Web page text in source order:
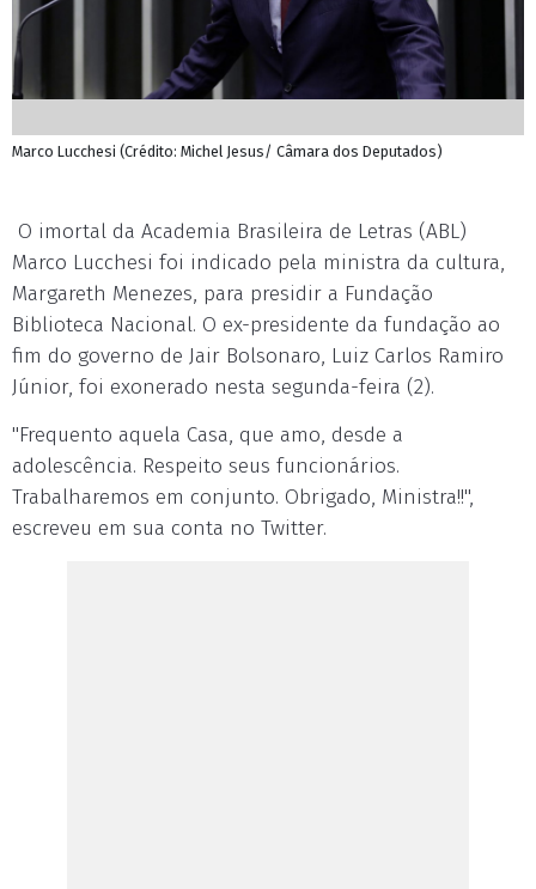
Marco Lucchesi (Crédito: Michel Jesus/ Câmara dos Deputados)
O imortal da Academia Brasileira de Letras (ABL)
Marco Lucchesi foi indicado pela ministra da cultura,
Margareth Menezes, para presidir a Fundação
Biblioteca Nacional. O ex-presidente da fundação ao
fim do governo de Jair Bolsonaro, Luiz Carlos Ramiro
Júnior, foi exonerado nesta segunda-feira (2).
"Frequento aquela Casa, que amo, desde a
adolescência. Respeito seus funcionários.
Trabalharemos em conjunto. Obrigado, Ministra!!",
escreveu em sua conta no Twitter.